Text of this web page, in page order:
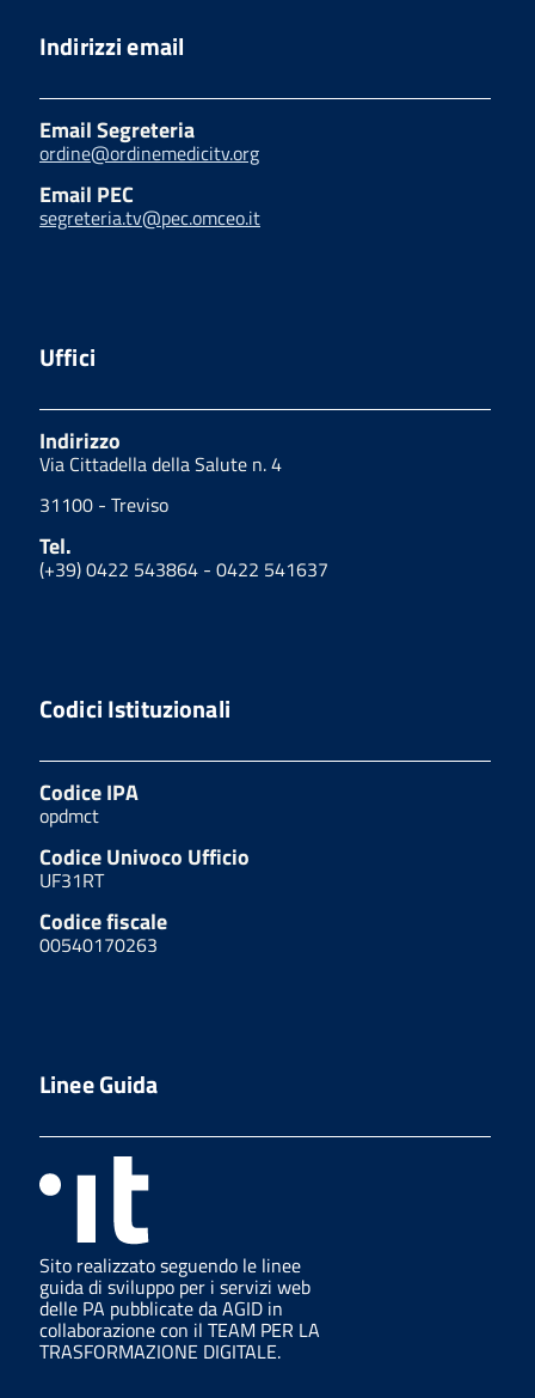
Indirizzi email
Email Segreteria
ordine@ordinemedicitv.org
Email PEC
segreteria.tv@pec.omceo.it
Uffici
Indirizzo
Via Cittadella della Salute n. 4
31100 - Treviso
Tel.
(+39) 0422 543864 - 0422 541637
Codici Istituzionali
Codice IPA
opdmct
Codice Univoco Ufficio
UF31RT
Codice fiscale
00540170263
Linee Guida
Sito realizzato seguendo le linee
guida di sviluppo per i servizi web
delle PA pubblicate da AGID in
collaborazione con il TEAM PER LA
TRASFORMAZIONE DIGITALE.